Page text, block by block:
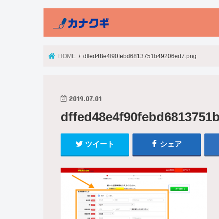
HOME dffed48e4f90febd6813751b49206ed7.png
2019.07.01
ツイート シェア